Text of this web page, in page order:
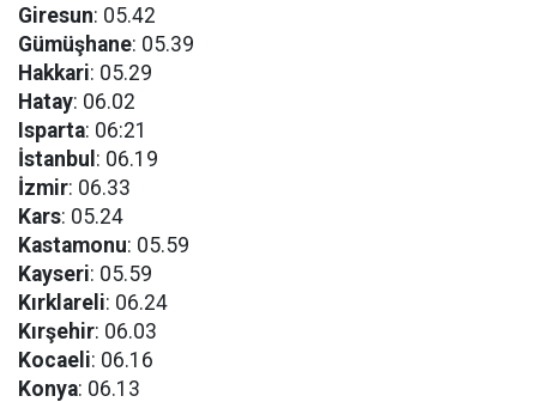
Giresun: 05.42
Gümüşhane: 05.39
Hakkari: 05.29
Hatay: 06.02
Isparta: 06:21
İstanbul : 06.19
İzmir: 06.33
Kars: 05.24
Kastamonu: 05.59
Kayseri: 05.59
Kırklareli: 06.24
Kırşehir: 06.03
Kocaeli: 06.16
Konya: 06.13